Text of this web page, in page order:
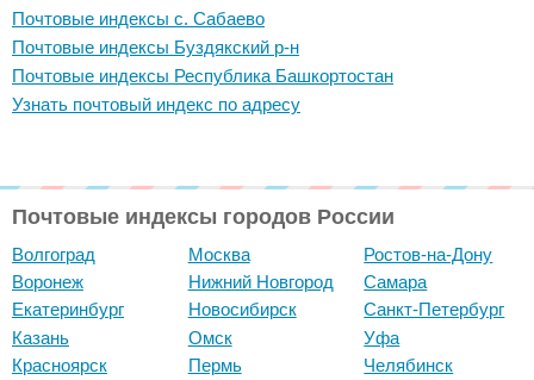
Почтовые индексы с. Сабаево
Почтовые индексы Буздякский р-н
Почтовые индексы Республика Башкортостан
Узнать почтовый индекс по адресу
Почтовые индексы городов России
Волгоград
Воронеж
Екатеринбург
Казань
Красноярск
Москва
Нижний Новгород
Новосибирск
Омск
Пермь
Ростов-на-Дону
Самара
Санкт-Петербург
Уфа
Челябинск